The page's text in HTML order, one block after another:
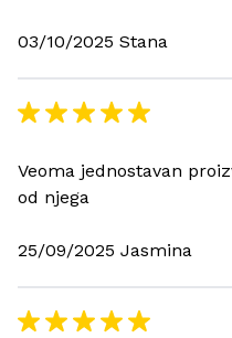
03/10/2025 Stana
Veoma jednostavan
od njega
25/09/2025 Jasmina